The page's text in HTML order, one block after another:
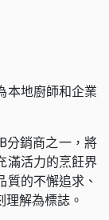
本地廚師和企業
分銷商之一，將
滿活力的烹飪界
的不懈追求、
解為標誌。